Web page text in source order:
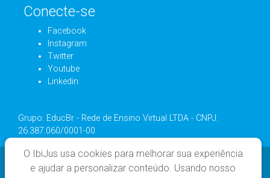
Conecte-se
Facebook
Instagram
Twitter
Youtube
Linkedin
Grupo: EducBr - Rede de Ensino Virtual LTDA - CNPJ:
26.387.060/0001-00
O IbiJus usa cookies para melhorar sua experiência
e ajudar a personalizar conteúdo. Usando nosso